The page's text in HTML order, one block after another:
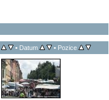
• Datum • Pozice